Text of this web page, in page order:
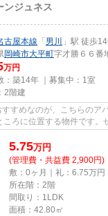
ンジュネス
古屋本線 「 男川
」駅 徒歩
岡崎市大平町字才勝６６番
万円
：築14年 ｜募集中： 1室
2階建
すめなのが、こちらのア
ろに位置する物件です。
す...
5.75万円
(管理費・共益費 2,900円)
敷：0ヶ月｜礼：6.75万円
所在階：2階
間取り：1LDK
面積：42.80㎡